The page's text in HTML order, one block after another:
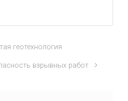
геотехнология
взрывных работ